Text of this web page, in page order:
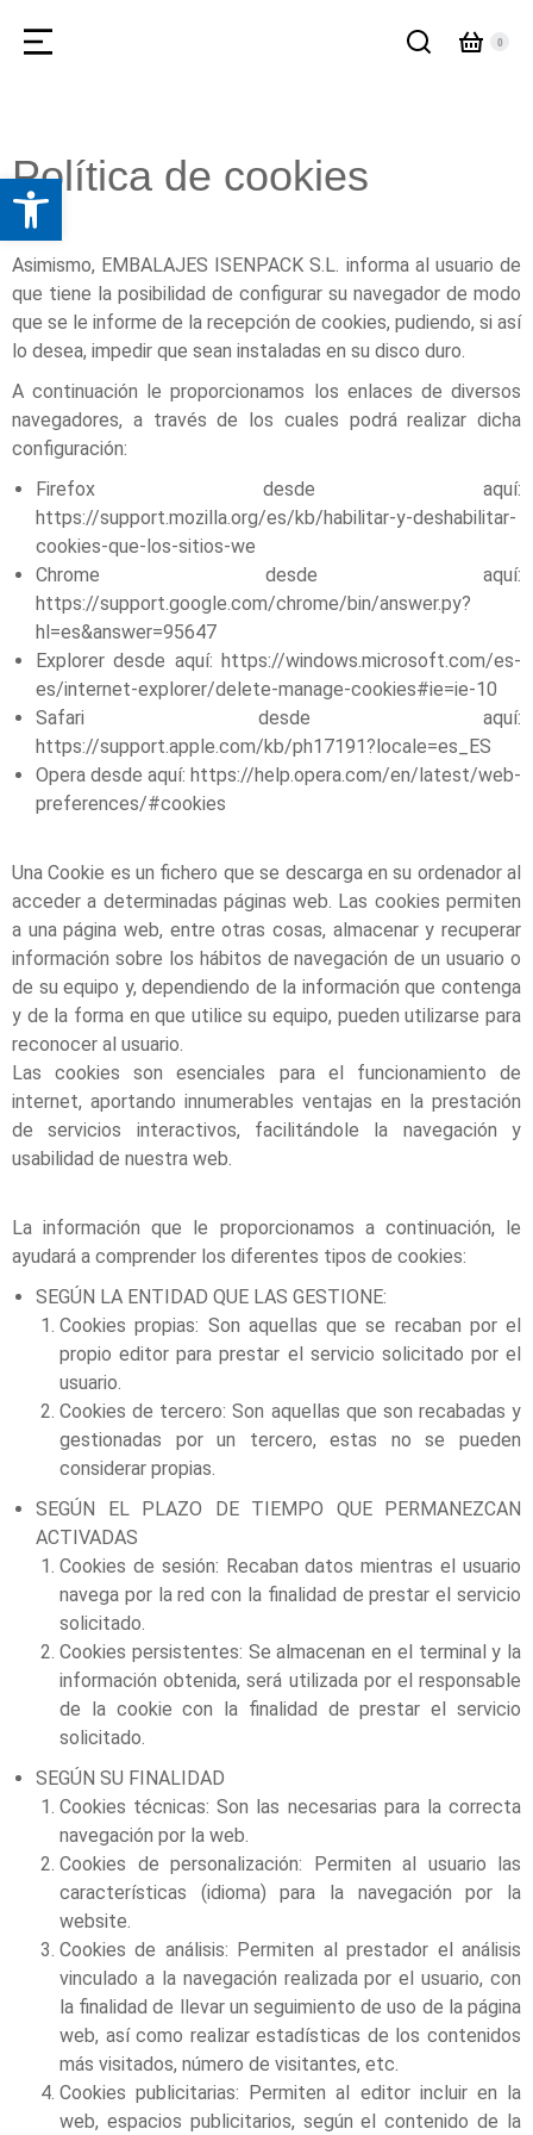
Política de cookies
Asimismo, EMBALAJES ISENPACK S.L. informa al usuario de
que tiene la posibilidad de configurar su navegador de modo
que se le informe de la recepción de cookies, pudiendo, si así
lo desea, impedir que sean instaladas en su disco duro.
A continuación le proporcionamos los enlaces de diversos
navegadores, a través de los cuales podrá realizar dicha
configuración:
Firefox desde aquí:
https://support.mozilla.org/es/kb/habilitar-y-deshabilitar-
cookies-que-los-sitios-we
Chrome desde aquí:
https://support.google.com/chrome/bin/answer.py?
hl=es&answer=95647
Explorer desde aquí: https://windows.microsoft.com/es-
es/internet-explorer/delete-manage-cookies#ie=ie-10
Safari desde aquí:
https://support.apple.com/kb/ph17191?locale=es_ES
Opera desde aquí: https://help.opera.com/en/latest/web-
preferences/#cookies
Una Cookie es un fichero que se descarga en su ordenador al
acceder a determinadas páginas web. Las cookies permiten
a una página web, entre otras cosas, almacenar y recuperar
información sobre los hábitos de navegación de un usuario o
de su equipo y, dependiendo de la información que contenga
y de la forma en que utilice su equipo, pueden utilizarse para
reconocer al usuario.
Las cookies son esenciales para el funcionamiento de
internet, aportando innumerables ventajas en la prestación
de servicios interactivos, facilitándole la navegación y
usabilidad de nuestra web.
La información que le proporcionamos a continuación, le
ayudará a comprender los diferentes tipos de cookies:
SEGÚN LA ENTIDAD QUE LAS GESTIONE:
Cookies propias: Son aquellas que se recaban por el
propio editor para prestar el servicio solicitado por el
usuario.
Cookies de tercero: Son aquellas que son recabadas y
gestionadas por un tercero, estas no se pueden
considerar propias.
SEGÚN EL PLAZO DE TIEMPO QUE PERMANEZCAN
ACTIVADAS
Cookies de sesión: Recaban datos mientras el usuario
navega por la red con la finalidad de prestar el servicio
solicitado.
Cookies persistentes: Se almacenan en el terminal y la
información obtenida, será utilizada por el responsable
de la cookie con la finalidad de prestar el servicio
solicitado.
SEGÚN SU FINALIDAD
Cookies técnicas: Son las necesarias para la correcta
navegación por la web.
Cookies de personalización: Permiten al usuario las
características (idioma) para la navegación por la
website.
Cookies de análisis: Permiten al prestador el análisis
vinculado a la navegación realizada por el usuario, con
la finalidad de llevar un seguimiento de uso de la página
web, así como realizar estadísticas de los contenidos
más visitados, número de visitantes, etc.
Cookies publicitarias: Permiten al editor incluir en la
web, espacios publicitarios, según el contenido de la
Abrir barra de herramientas